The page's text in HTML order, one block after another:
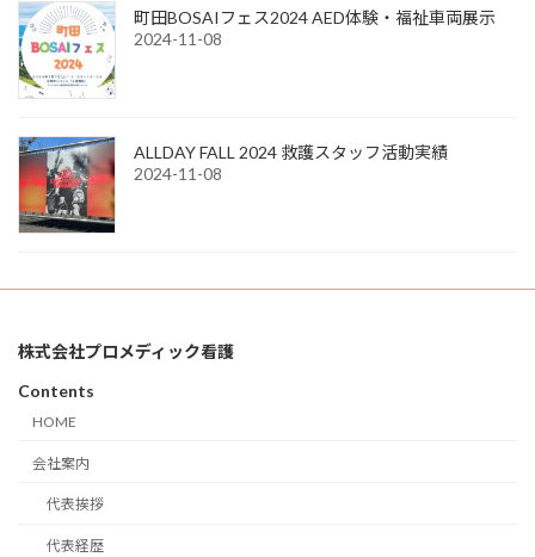
町田BOSAIフェス2024 AED体験・福祉車両展示
2024-11-08
ALLDAY FALL 2024 救護スタッフ活動実績
2024-11-08
株式会社プロメディック看護
Contents
HOME
会社案内
代表挨拶
代表経歴